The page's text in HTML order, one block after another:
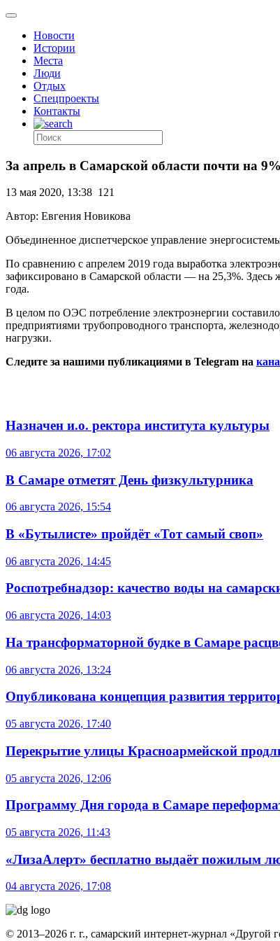
Новости
Истории
Места
Люди
Отдых
Спецпроекты
Контакты
За апрель в Самарской области почти на
13 мая 2020, 13:38 121
Автор: Евгения Новикова
Объединенное диспетчерское управление
По сравнению с апрелем 2019 года выработка
зафиксировано в Самарской области — на 25,3%.
года.
В целом по ОЭС потребление электроэнергии
предприятиями трубопроводного транспорта,
нагрузки.
Следите за нашими публикациями в Telegram на
Назначен и.о. ректора института культуры
06 августа 2026, 17:02
В Самаре отметят День физкультурника
06 августа 2026, 15:54
В «Бутылисте» пройдёт «Тот самый своп»
06 августа 2026, 14:45
Роспотребнадзор: качество воды на
06 августа 2026, 14:03
На трансформаторной будке в Самаре
06 августа 2026, 13:24
Опубликована концепция развития
05 августа 2026, 17:40
Перекрытие улицы Красноармейской
05 августа 2026, 12:06
Программу Дня города в Самаре
05 августа 2026, 11:43
«ЛизаАлерт» бесплатно выдаёт пожилым
04 августа 2026, 17:08
© 2013–2026 г. г., самарский интернет-журнал «Другой